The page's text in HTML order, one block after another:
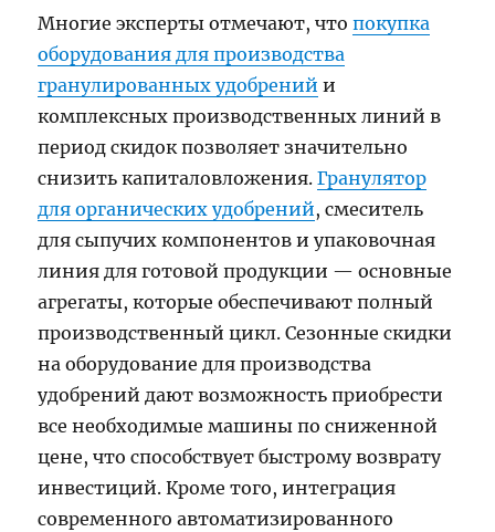
Многие эксперты отмечают, чтопокупка
оборудования для производства
гранулированных удобрений и
комплексных производственных линий в
период скидок позволяет значительно
снизить капиталовложения.Гранулятор
для органических удобрений, смеситель
для сыпучих компонентов и упаковочная
линия для готовой продукции — основные
агрегаты, которые обеспечивают полный
производственный цикл. Сезонные скидки
на оборудование для производства
удобрений дают возможность приобрести
все необходимые машины по сниженной
цене, что способствует быстрому возврату
инвестиций. Кроме того, интеграция
современного автоматизированного